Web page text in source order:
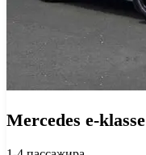
Mercedes e-klasse